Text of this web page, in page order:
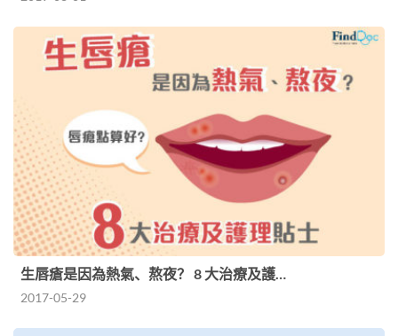
生唇瘡是因為熱氣、熬夜？ 8 大治療及護…
2017-05-29